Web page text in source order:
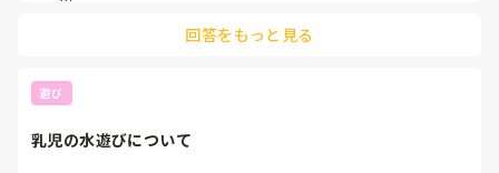
くても、気分が下がる。それに、15分で、またあの場所に行か
一方で、距離はあっても、今日はどんな1日になるかな〜って
50分かけても、行きたいところに行くほうが、保育への向き合
回答をもっと見る
遊び
乳児の水遊びについて